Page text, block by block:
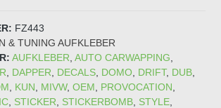
FZ443
& TUNING AUFKLEBER
AUFKLEBER ,AUTO CARWAPPING
DAPPER DECALS DOMO DRIFT, DUB
KUN MIVW,OEM PROVOCATION
STICKER STICKERBOMB STYLE